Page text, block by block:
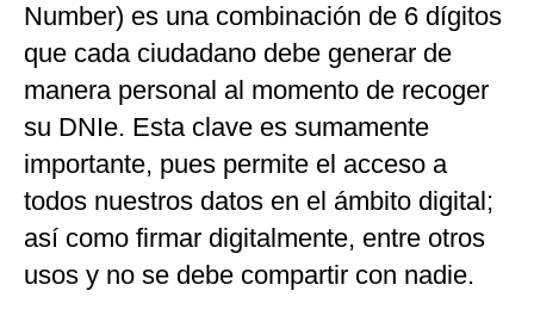
Number) es una combinación de 6 dígitos
que cada ciudadano debe generar de
manera personal al momento de recoger
su DNIe. Esta clave es sumamente
importante, pues permite el acceso a
todos nuestros datos en el ámbito digital;
así como firmar digitalmente, entre otros
usos y no se debe compartir con nadie.